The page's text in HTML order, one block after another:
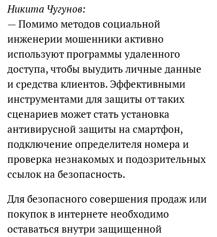
Никита Чугунов:
— Помимо методов социальной
инженерии мошенники активно
используют программы удаленного
доступа, чтобы выудить личные данные
и средства клиентов. Эффективными
инструментами для защиты от таких
сценариев может стать установка
антивирусной защиты на смартфон,
подключение определителя номера и
проверка незнакомых и подозрительных
ссылок на безопасность.
Для безопасного совершения продаж или
покупок в интернете необходимо
оставаться внутри защищенной